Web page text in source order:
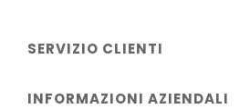
SERVIZIO CLIENTI
INFORMAZIONI AZIENDALI